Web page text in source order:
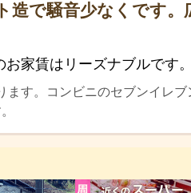
造で騒音少なくです
家賃はリーズナブルです。
ます。コンビニのセブンイレ